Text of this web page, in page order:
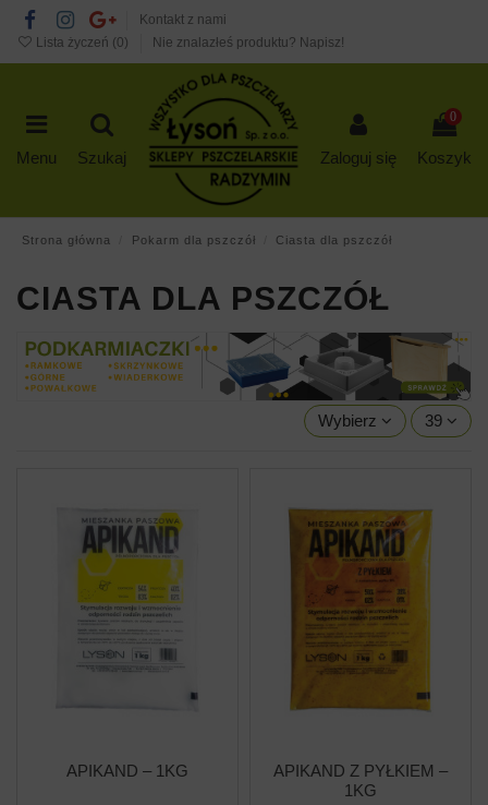
Kontakt z nami
Lista życzeń (0) Nie znalazłeś produktu? Napisz!
Menu Szukaj Zaloguj się
0
Koszyk
Strona główna Pokarm dla pszczół Ciasta dla pszczół
CIASTA DLA PSZCZÓŁ
Wybierz 39
APIKAND – 1KG
APIKAND Z PYŁKIEM –
1KG